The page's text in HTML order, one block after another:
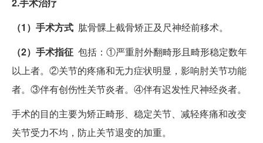
2.手术治疗
（1）手术方式 肱骨髁上截骨矫正及尺神经前移术。
（2）手术指征 包括：①严重肘外翻畸形且畸形稳定数年
以上者。②关节的疼痛和无力症状明显，影响肘关节功能
者。③伴有创伤性关节炎者。④伴有迟发性尺神经炎者。
手术的目的主要为矫正畸形、稳定关节、减轻疼痛和改变
关节受力不均，防止关节退变的加重。